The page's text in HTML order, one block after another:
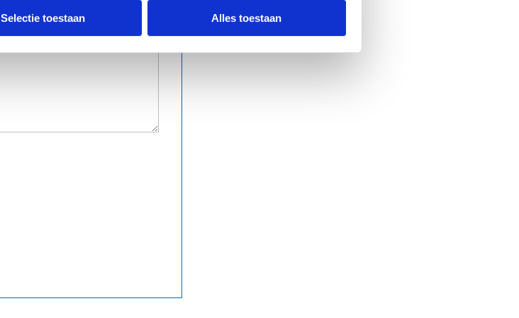
Selectie toestaan Alles toestaan